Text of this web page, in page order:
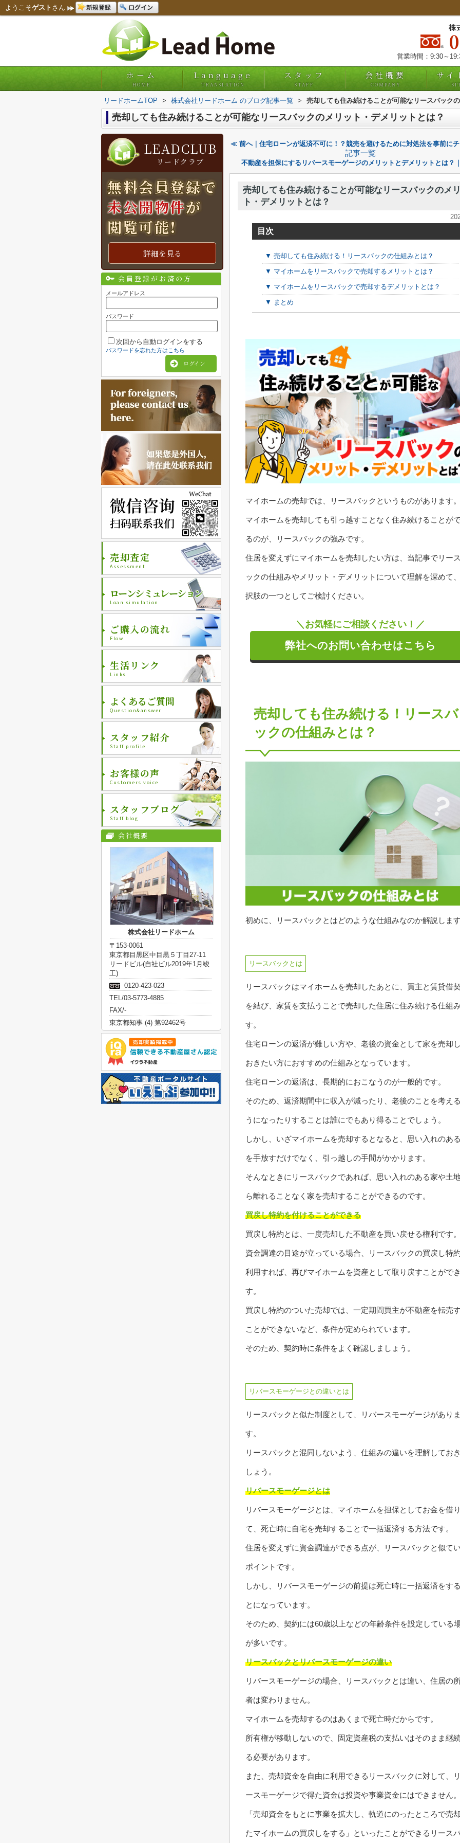
ようこそゲスト さん 新規登録 ログイン
株
営業時間：9:30～
ホーム
HOME
Language
TRANSLATION
スタッフ
STAFF
会社概要
COMPANY
サイ
リードホームTOP > 株式会社リードホーム のブログ記事一覧 > 売却しても住み続けることが可能なリースバック
売却しても住み続けることが可能なリースバックのメリット・デメリットとは？
≪ 前へ｜住宅ローンが返済不可に！？競売を避けるために対処法を事前にチ
記事一覧
不動産を担保にするリバースモーゲージのメリットとデメリットとは？
売却しても住み続けることが可能なリースバックのメ
ト・デメリットとは？
目次
▼ 売却しても住み続ける！リースバックの仕組みとは？
▼ マイホームをリースバックで売却するメリットとは？
▼ マイホームをリースバックで売却するデメリットとは？
▼ まとめ
マイホームの売却では、リースバックというものがあります。
マイホームを売却しても引っ越すことなく住み続けることが
るのが、リースバックの強みです。
住居を変えずにマイホームを売却したい方は、当記事でリー
ックの仕組みやメリット・デメリットについて理解を深めて
択肢の一つとしてご検討ください。
＼お気軽にご相談ください！／
弊社へのお問い合わせはこちら
売却しても住み続ける！リースバ
ックの仕組みとは？
初めに、リースバックとはどのような仕組みなのか解説します
リースバックとは
リースバックはマイホームを売却したあとに、買主と賃貸借
を結び、家賃を支払うことで売却した住居に住み続ける仕組
す。
住宅ローンの返済が難しい方や、老後の資金として家を売却
おきたい方におすすめの仕組みとなっています。
住宅ローンの返済は、長期的におこなうのが一般的です。
そのため、返済期間中に収入が減ったり、老後のことを考え
うになったりすることは誰にでもあり得ることでしょう。
しかし、いざマイホームを売却するとなると、思い入れのあ
を手放すだけでなく、引っ越しの手間がかかります。
そんなときにリースバックであれば、思い入れのある家や土
ら離れることなく家を売却することができるのです。
買戻し特約を付けることができる
買戻し特約とは、一度売却した不動産を買い戻せる権利です。
資金調達の目途が立っている場合、リースバックの買戻し特
利用すれば、再びマイホームを資産として取り戻すことがで
す。
買戻し特約のついた売却では、一定期間買主が不動産を転売
ことができないなど、条件が定められています。
そのため、契約時に条件をよく確認しましょう。
リバースモーゲージとの違いとは
リースバックと似た制度として、リバースモーゲージがありま
す。
リースバックと混同しないよう、仕組みの違いを理解してお
しょう。
リバースモーゲージとは
リバースモーゲージとは、マイホームを担保としてお金を借り
て、死亡時に自宅を売却することで一括返済する方法です。
住居を変えずに資金調達ができる点が、リースバックと似て
ポイントです。
しかし、リバースモーゲージの前提は死亡時に一括返済をす
とになっています。
そのため、契約には60歳以上などの年齢条件を設定している
が多いです。
リースバックとリバースモーゲージの違い
リバースモーゲージの場合、リースバックとは違い、住居の
者は変わりません。
マイホームを売却するのはあくまで死亡時だからです。
所有権が移動しないので、固定資産税の支払いはそのまま継
る必要があります。
また、売却資金を自由に利用できるリースバックに対して、
ースモーゲージで得た資金は投資や事業資金にはできません。
「売却資金をもとに事業を拡大し、軌道にのったところで売
たマイホームの買戻しをする」といったことができるリース
LEADCLUB
リードクラブ
無料会員登録で
未公開物件が
閲覧可能!
詳細を見る
会員登録がお済の方
メールアドレス
パスワード
次回から自動ログインをする
パスワードを忘れた方はこちら
ログイン
売却査定
Assessment
ローンシミュレーション
Loan simulation
ご購入の流れ
Flow
生活リンク
Links
よくあるご質問
Question&answer
スタッフ紹介
Staff profile
お客様の声
Customers voice
スタッフブログ
Staff blog
会社概要
株式会社リードホーム
〒153-0061
東京都目黒区中目黒５丁目27-11
リードビル(自社ビル2019年1月竣
工)
0120-423-023
TEL/03-5773-4885
FAX/-
東京都知事 (4) 第92462号